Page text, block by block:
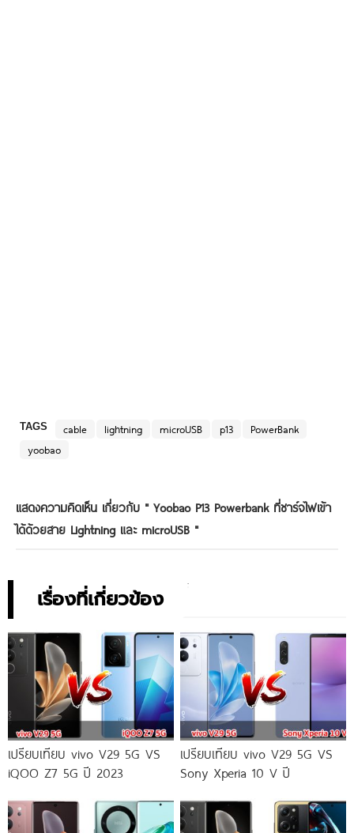
TAGS cable lightning microUSB p13
PowerBank
yoobao
แสดงความคิดเห็น เกี่ยวกับ " Yoobao P13 Powerbank ที่ชาร์จไฟเข้า
ได้ด้วยสาย Lightning และ microUSB "
เรื่องที่เกี่ยวข้อง
เปรียบเทียบ vivo V29 5G VS
iQOO Z7 5G ปี 2023
เปรียบเทียบ vivo V29 5G VS
Sony Xperia 10 V ปี